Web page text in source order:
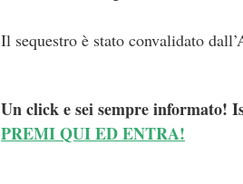
Il sequestro è stato convalidato
Un click e sei sempre informato!
PREMI QUI ED ENTRA!